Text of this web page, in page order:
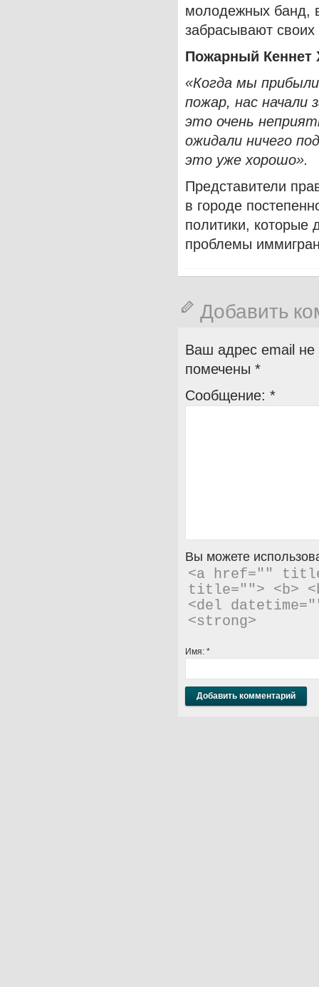
молодежных банд,
забрасывают
Пожарный
«Когда мы
пожар, нас начали
это очень
ожидали ничего
это уже хорошо».
Представители
в городе
политики, которые
проблемы
Добавить
Ваш адрес email не
помечены *
Сообщение: *
Вы можете
<a href=""
title=""> <b>
<del
<strong>
Имя: *